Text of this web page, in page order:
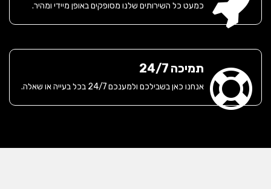
כמעט כל השירותים שלנו מסופקים באופן מיידי ומהיר.
תמיכה 24/7
אנחנו כאן בשבילכם ולמענכם 24/7 בכל בעייה או שאלה.